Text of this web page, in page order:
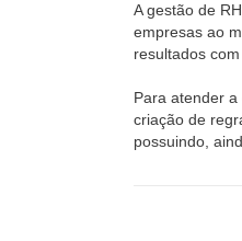
A gestão de
empresas ao
resultados
Para atender
criação de
possuindo,